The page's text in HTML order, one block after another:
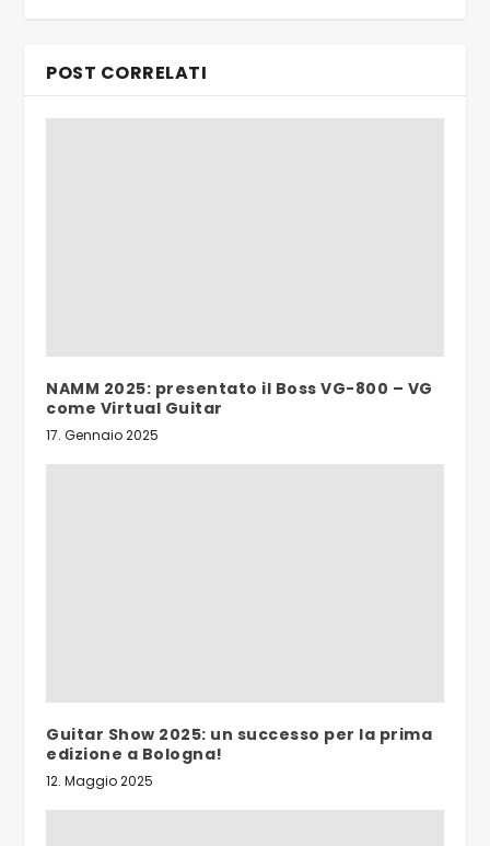
POST CORRELATI
NAMM 2025: presentato il Boss VG-800 – VG
come Virtual Guitar
17. Gennaio 2025
Guitar Show 2025: un successo per la prima
edizione a Bologna!
12. Maggio 2025